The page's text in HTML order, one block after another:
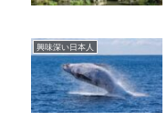
興味深い日本人